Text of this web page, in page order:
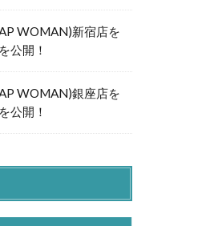
WOMAN)新宿店を
公開！
WOMAN)銀座店を
公開！